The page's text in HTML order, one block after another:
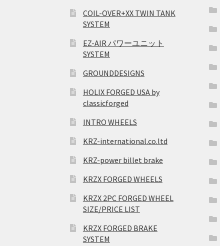
COIL-OVER+XX TWIN TANK
SYSTEM
EZ-AIR パワーユニット
SYSTEM
GROUNDDESIGNS
HOLIX FORGED USA by
classicforged
INTRO WHEELS
KRZ-international.co.ltd
KRZ-power billet brake
KRZX FORGED WHEELS
KRZX 2PC FORGED WHEEL
SIZE/PRICE LIST
KRZX FORGED BRAKE
SYSTEM